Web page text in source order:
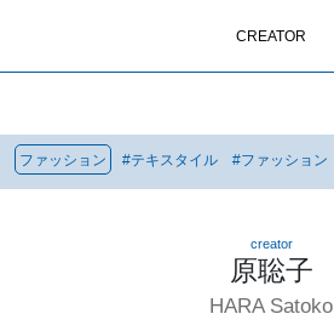
CREATOR
ファッション #テキスタイル #ファッション
creator
原聡子
HARA Satoko